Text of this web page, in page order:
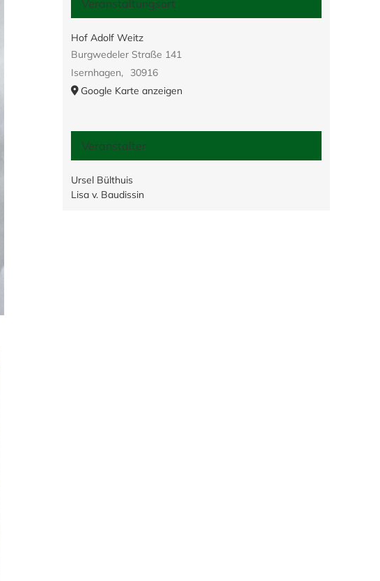
Veranstaltungsort
Hof Adolf Weitz
Burgwedeler Straße 141
Isernhagen,
30916
Google Karte anzeigen
Veranstalter
Ursel Bülthuis
Lisa v. Baudissin